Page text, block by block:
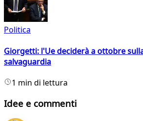
Politica
Giorgetti: l'Ue deciderà a ottobre
salvaguardia
1 min di lettura
Idee e commenti